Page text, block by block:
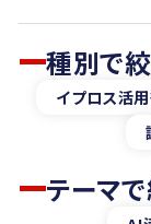
種別で
イプロス活
テーマ